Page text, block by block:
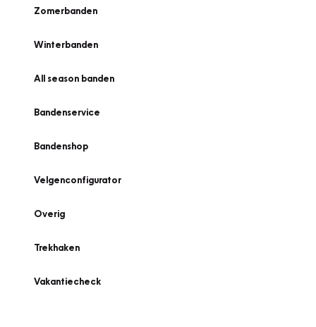
Zomerbanden
Winterbanden
All season banden
Bandenservice
Bandenshop
Velgenconfigurator
Overig
Trekhaken
Vakantiecheck